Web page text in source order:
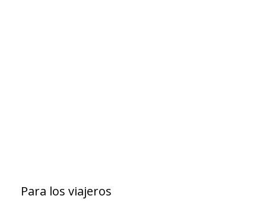
Para los viajeros